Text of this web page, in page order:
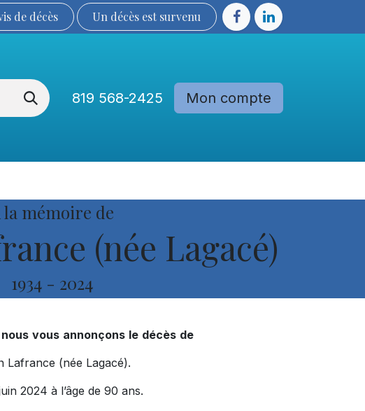
de décès Un décès est sur​​​​​​​​ve​nu​​​​​​​​​​
819 568-2425 Mon compte
la mémoire de
(née Lagacé)
1934 - 2024
nous vous annonçons le décès de
Lafrance (née Lagacé).
2024 à l’âge de 90 ans.